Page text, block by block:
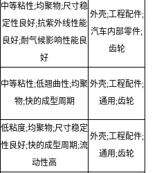
中等粘性;均聚物;尺寸稳
定性良好;抗紫外线性能
良好;耐气候影响性能良
好
外壳;工程配件;
汽车内部零件;
齿轮
中等粘性;低翘曲性;均聚
物;快的成型周期
外壳;工程配件;
通用;齿轮
低粘度;均聚物;尺寸稳定
性良好;快的成型周期;流
动性高
外壳;工程配件;
通用;齿轮